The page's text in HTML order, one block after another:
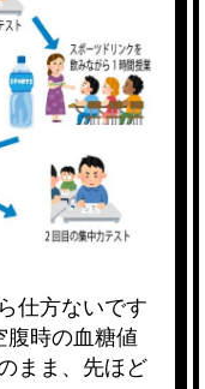
仕方ないです
腹時の血糖値
まま、先ほど